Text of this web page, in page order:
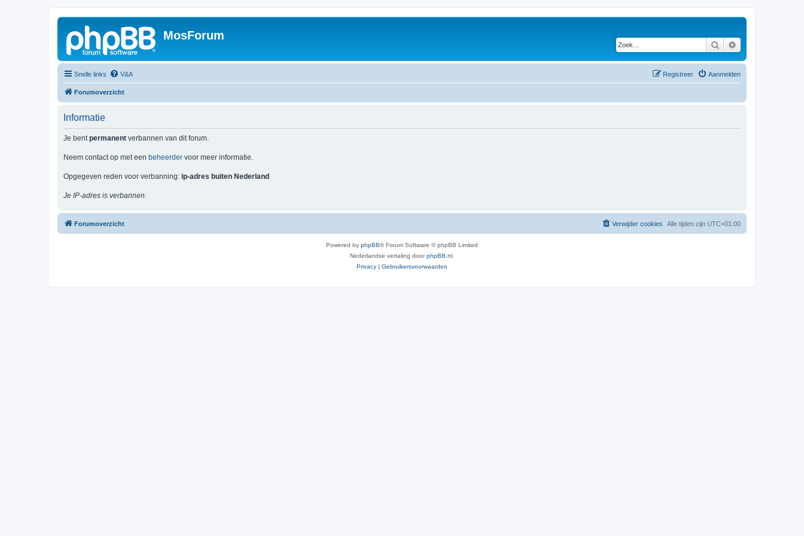
MosForum
Zoek
Snelle links V&A Aanmelden
Registreer
Forumoverzicht
Informatie
Je bentpermanent verbannen van dit forum.
Neem contact op met een beheerder voor meer informatie.
Opgegeven reden voor verbanning: ip-adres buiten Nederland
Je IP-adres is verbannen.
Forumoverzicht Alle tijden zijn UTC+01:00
Verwijder cookies
Powered by phpBB® Forum Software © phpBB Limited
Nederlandse vertaling doorphpBB.nl
Privacy | Gebruikersvoorwaarden